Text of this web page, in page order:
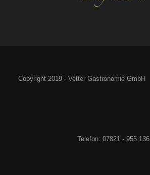
Copyright 2019 - Vetter Gastronomie GmbH
Telefon: 07821 - 955 136